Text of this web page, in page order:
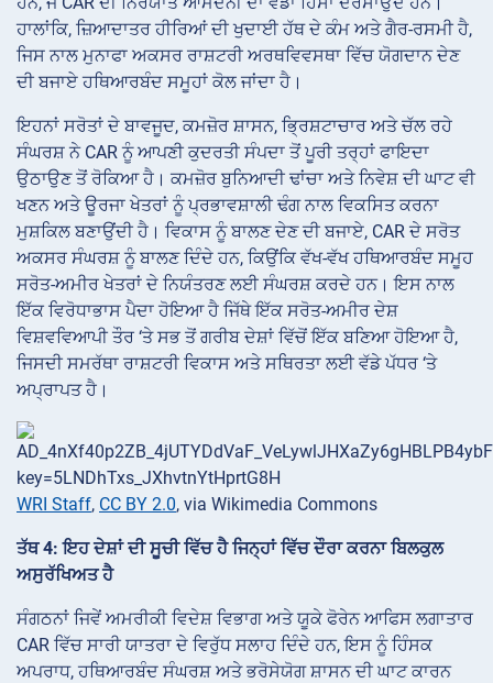
ਹਾਲਾਂਕਿ, ਜ਼ਿਆਦਾਤਰ ਹੀਰਿਆਂ ਦੀ ਖੁਦਾਈ ਹੱਥ ਦੇ ਕੰਮ ਅਤੇ ਗੈਰ-ਰਸਮੀ ਹੈ,
ਜਿਸ ਨਾਲ ਮੁਨਾਫਾ ਅਕਸਰ ਰਾਸ਼ਟਰੀ ਅਰਥਵਿਵਸਥਾ ਵਿੱਚ ਯੋਗਦਾਨ ਦੇਣ
ਦੀ ਬਜਾਏ ਹਥਿਆਰਬੰਦ ਸਮੂਹਾਂ ਕੋਲ ਜਾਂਦਾ ਹੈ।
ਇਹਨਾਂ ਸਰੋਤਾਂ ਦੇ ਬਾਵਜੂਦ, ਕਮਜ਼ੋਰ ਸ਼ਾਸਨ, ਭ੍ਰਿਸ਼ਟਾਚਾਰ ਅਤੇ ਚੱਲ ਰਹੇ
ਸੰਘਰਸ਼ ਨੇ CAR ਨੂੰ ਆਪਣੀ ਕੁਦਰਤੀ ਸੰਪਦਾ ਤੋਂ ਪੂਰੀ ਤਰ੍ਹਾਂ ਫਾਇਦਾ
ਉਠਾਉਣ ਤੋਂ ਰੋਕਿਆ ਹੈ। ਕਮਜ਼ੋਰ ਬੁਨਿਆਦੀ ਢਾਂਚਾ ਅਤੇ ਨਿਵੇਸ਼ ਦੀ ਘਾਟ ਵੀ
ਖਣਨ ਅਤੇ ਊਰਜਾ ਖੇਤਰਾਂ ਨੂੰ ਪ੍ਰਭਾਵਸ਼ਾਲੀ ਢੰਗ ਨਾਲ ਵਿਕਸਿਤ ਕਰਨਾ
ਮੁਸ਼ਕਿਲ ਬਣਾਉਂਦੀ ਹੈ। ਵਿਕਾਸ ਨੂੰ ਬਾਲਣ ਦੇਣ ਦੀ ਬਜਾਏ, CAR ਦੇ ਸਰੋਤ
ਅਕਸਰ ਸੰਘਰਸ਼ ਨੂੰ ਬਾਲਣ ਦਿੰਦੇ ਹਨ, ਕਿਉਂਕਿ ਵੱਖ-ਵੱਖ ਹਥਿਆਰਬੰਦ ਸਮੂਹ
ਸਰੋਤ-ਅਮੀਰ ਖੇਤਰਾਂ ਦੇ ਨਿਯੰਤਰਣ ਲਈ ਸੰਘਰਸ਼ ਕਰਦੇ ਹਨ। ਇਸ ਨਾਲ
ਇੱਕ ਵਿਰੋਧਾਭਾਸ ਪੈਦਾ ਹੋਇਆ ਹੈ ਜਿੱਥੇ ਇੱਕ ਸਰੋਤ-ਅਮੀਰ ਦੇਸ਼
ਵਿਸ਼ਵਵਿਆਪੀ ਤੌਰ ‘ਤੇ ਸਭ ਤੋਂ ਗਰੀਬ ਦੇਸ਼ਾਂ ਵਿੱਚੋਂ ਇੱਕ ਬਣਿਆ ਹੋਇਆ ਹੈ,
ਜਿਸਦੀ ਸਮਰੱਥਾ ਰਾਸ਼ਟਰੀ ਵਿਕਾਸ ਅਤੇ ਸਥਿਰਤਾ ਲਈ ਵੱਡੇ ਪੱਧਰ ‘ਤੇ
ਅਪ੍ਰਾਪਤ ਹੈ।
WRI Staff, CC BY 2.0, via Wikimedia Commons
ਤੱਥ 4: ਇਹ ਦੇਸ਼ਾਂ ਦੀ ਸੂਚੀ ਵਿੱਚ ਹੈ ਜਿਨ੍ਹਾਂ ਵਿੱਚ ਦੌਰਾ ਕਰਨਾ ਬਿਲਕੁਲ
ਅਸੁਰੱਖਿਅਤ ਹੈ
ਸੰਗਠਨਾਂ ਜਿਵੇਂ ਅਮਰੀਕੀ ਵਿਦੇਸ਼ ਵਿਭਾਗ ਅਤੇ ਯੂਕੇ ਫੋਰੇਨ ਆਫਿਸ ਲਗਾਤਾਰ
CAR ਵਿੱਚ ਸਾਰੀ ਯਾਤਰਾ ਦੇ ਵਿਰੁੱਧ ਸਲਾਹ ਦਿੰਦੇ ਹਨ, ਇਸ ਨੂੰ ਹਿੰਸਕ
ਅਪਰਾਧ, ਹਥਿਆਰਬੰਦ ਸੰਘਰਸ਼ ਅਤੇ ਭਰੋਸੇਯੋਗ ਸ਼ਾਸਨ ਦੀ ਘਾਟ ਕਾਰਨ